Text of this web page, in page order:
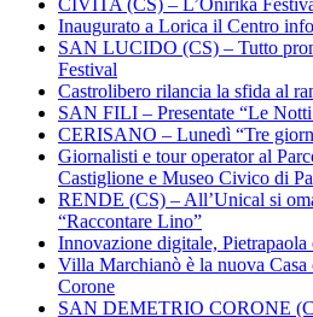
CIVITA (CS) – L’Onirika
Inaugurato a Lorica il Centro
SAN LUCIDO (CS) – Tutto
Festival
Castrolibero rilancia la sfida al
SAN FILI – Presentate “Le
CERISANO – Lunedì “Tre
Giornalisti e tour operator al
Castiglione e Museo Civico di
RENDE (CS) – All’Unical si
“Raccontare Lino”
Innovazione digitale, Pietrapaola
Villa Marchianò è la nuova
Corone
SAN DEMETRIO CORONE